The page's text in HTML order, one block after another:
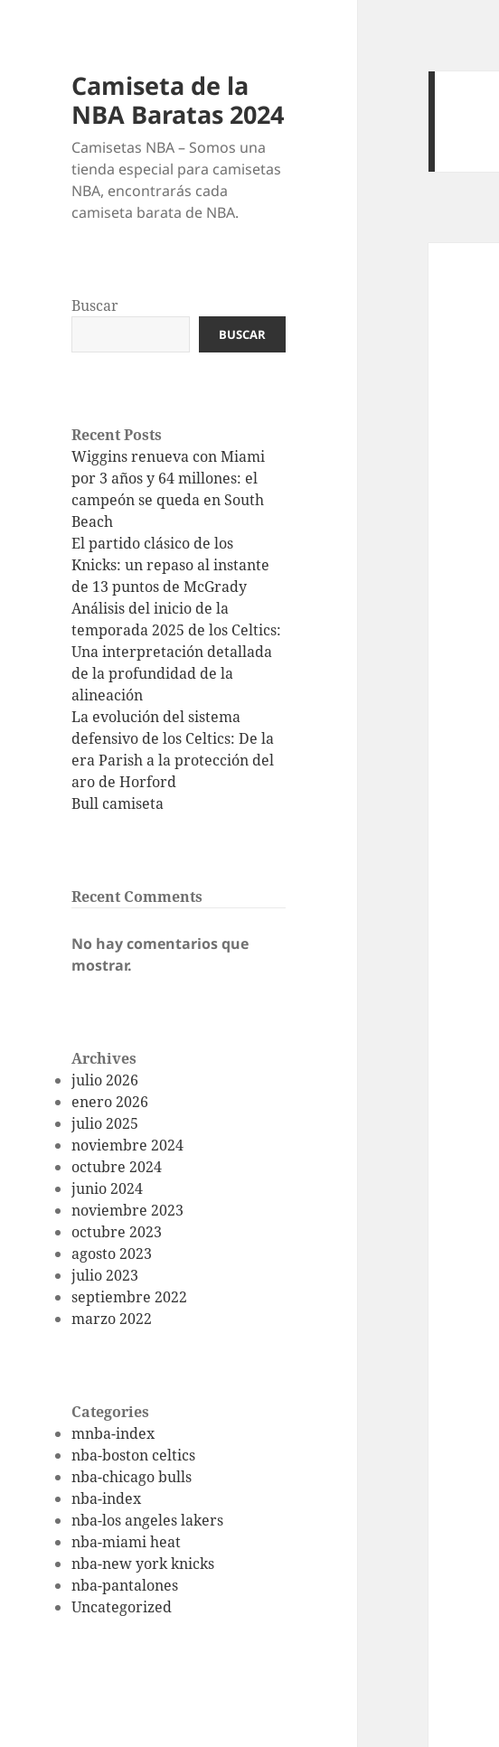
Camiseta de la
NBA Baratas 2024
Camisetas NBA – Somos una
tienda especial para camisetas
NBA, encontrarás cada
camiseta barata de NBA.
Buscar
BUSCAR
Recent Posts
Wiggins renueva con Miami
por 3 años y 64 millones: el
campeón se queda en South
Beach
El partido clásico de los
Knicks: un repaso al instante
de 13 puntos de McGrady
Análisis del inicio de la
temporada 2025 de los Celtics:
Una interpretación detallada
de la profundidad de la
alineación
La evolución del sistema
defensivo de los Celtics: De la
era Parish a la protección del
aro de Horford
Bull camiseta
Recent Comments
No hay comentarios que
mostrar.
Archives
julio 2026
enero 2026
julio 2025
noviembre 2024
octubre 2024
junio 2024
noviembre 2023
octubre 2023
agosto 2023
julio 2023
septiembre 2022
marzo 2022
Categories
mnba-index
nba-boston celtics
nba-chicago bulls
nba-index
nba-los angeles lakers
nba-miami heat
nba-new york knicks
nba-pantalones
Uncategorized